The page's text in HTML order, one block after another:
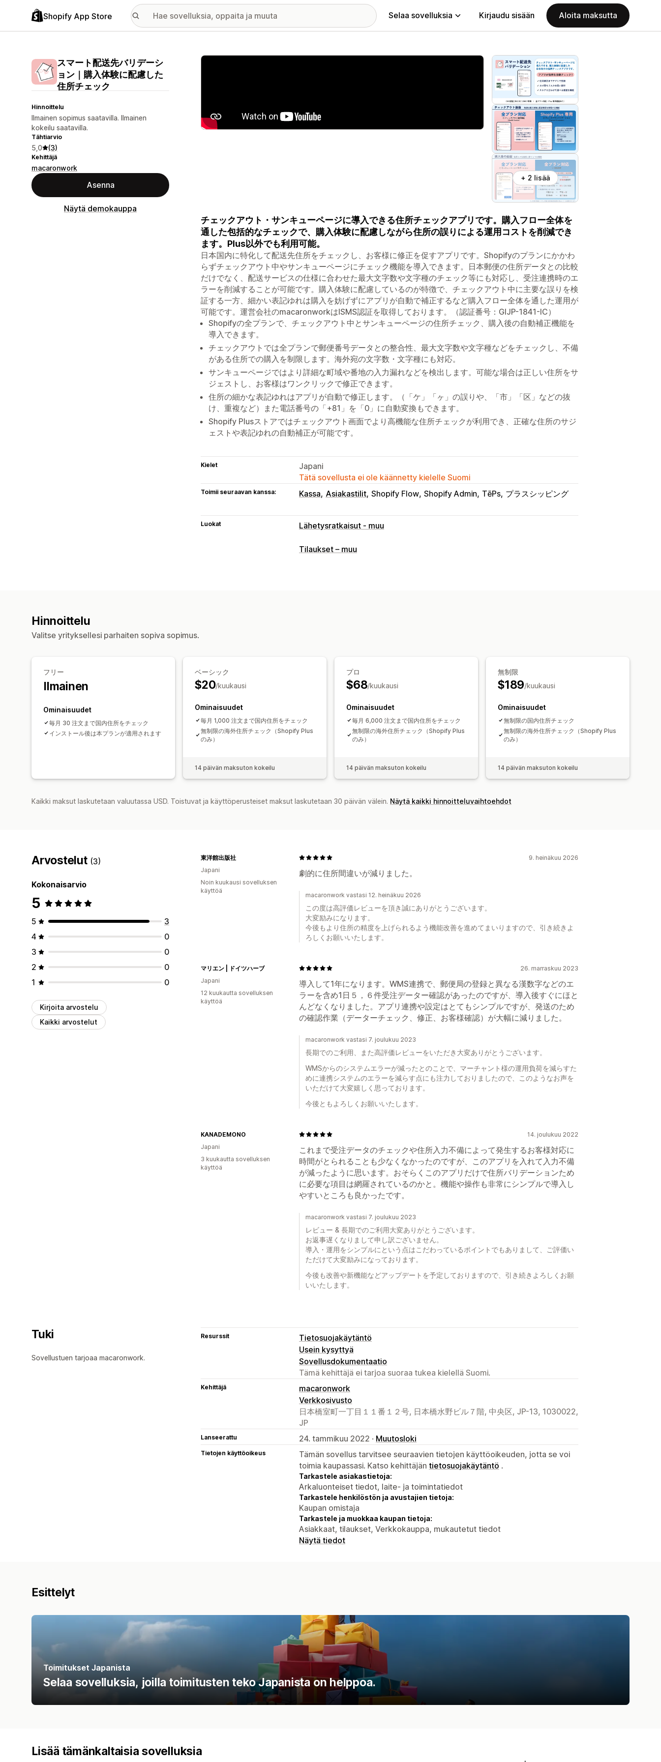
Shopify App Store Selaa sovelluksia Kirjaudu sisään Aloita maksutta
スマート配送先バリデーシ
ョン｜購入体験に配慮した
住所チェック
Hinnoittelu
Ilmainen sopimus saatavilla. Ilmainen
kokeilu saatavilla.
Tähtiarvio
5,0 (3)
Kehittäjä
macaronwork
Asenna
Näytä demokauppa
Esittelykuvagalleria
+ 2 lisää
チェックアウト・サンキューページに導入できる住所チェックアプリです。購入フロー全体を
通した包括的なチェックで、購入体験に配慮しながら住所の誤りによる運用コストを削減でき
ます。Plus以外でも利用可能。
日本国内に特化して配送先住所をチェックし、お客様に修正を促すアプリです。Shopifyのプランにかかわ
らずチェックアウト中やサンキューページにチェック機能を導入できます。日本郵便の住所データとの比較
だけでなく、配送サービスの仕様に合わせた最大文字数や文字種のチェック等にも対応し、受注連携時のエ
ラーを削減することが可能です。購入体験に配慮しているのが特徴で、チェックアウト中に主要な誤りを検
証する一方、細かい表記ゆれは購入を妨げずにアプリが自動で補正するなど購入フロー全体を通した運用が
可能です。運営会社のmacaronworkはISMS認証を取得しております。（認証番号：GIJP-1841-IC）
Shopifyの全プランで、チェックアウト中とサンキューページの住所チェック、購入後の自動補正機能を
導入できます。
チェックアウトでは全プランで郵便番号データとの整合性、最大文字数や文字種などをチェックし、不備
がある住所での購入を制限します。海外宛の文字数・文字種にも対応。
サンキューページではより詳細な町域や番地の入力漏れなどを検出します。可能な場合は正しい住所をサ
ジェストし、お客様はワンクリックで修正できます。
住所の細かな表記ゆれはアプリが自動で修正します。（「ケ」「ヶ」の誤りや、「市」「区」などの抜
け、重複など）また電話番号の「+81」を「0」に自動変換もできます。
Shopify Plusストアではチェックアウト画面でより高機能な住所チェックが利用でき、正確な住所のサジ
ェストや表記ゆれの自動補正が可能です。
Kielet
Japani
Tätä sovellusta ei ole käännetty kielelle Suomi
Toimii seuraavan kanssa: Kassa Asiakastilit Shopify Flow Shopify Admin TēPs プラスシッピング
Luokat Lähetysratkaisut - muu
Tilaukset – muu
Hinnoittelu
Valitse yrityksellesi parhaiten sopiva sopimus.
フリー
Ilmainen
Ominaisuudet
毎月 30 注文まで国内住所をチェック
インストール後は本プランが適用されます
ベーシック
$20/kuukausi
Ominaisuudet
毎月 1,000 注文まで国内住所をチェック
無制限の海外住所チェック（Shopify Plus
のみ）
14 päivän maksuton kokeilu
プロ
$68/kuukausi
Ominaisuudet
毎月 6,000 注文まで国内住所をチェック
無制限の海外住所チェック（Shopify Plus
のみ）
14 päivän maksuton kokeilu
無制限
$189/kuukausi
Ominaisuudet
無制限の国内住所チェック
無制限の海外住所チェック（Shopify Plus
のみ）
14 päivän maksuton kokeilu
Kaikki maksut laskutetaan valuutassa USD. Toistuvat ja käyttöperusteiset maksut laskutetaan 30 päivän välein. Näytä kaikki hinnoitteluvaihtoehdot
Arvostelut (3)
Kokonaisarvio
5
5
3
4
0
3
0
2
0
1
0
Kirjoita arvostelu
Kaikki arvostelut
9. heinäkuu 2026
劇的に住所間違いが減りました。
東洋館出版社
Japani
Noin kuukausi sovelluksen
käyttöä
macaronwork vastasi 12. heinäkuu 2026
この度は高評価レビューを頂き誠にありがとうございます。
大変励みになります。
今後もより住所の精度を上げられるよう機能改善を進めてまいりますので、引き続きよ
ろしくお願いいたします。
26. marraskuu 2023
導入して1年になります。WMS連携で、郵便局の登録と異なる漢数字などのエ
ラーを含め1日５，６件受注データー確認があったのですが、導入後すぐにほと
んどなくなりました。アプリ連携や設定はとてもシンプルですが、発送のため
の確認作業（データーチェック、修正、お客様確認）が大幅に減りました。
マリエン | ドイツハーブ
Japani
12 kuukautta sovelluksen
käyttöä
macaronwork vastasi 7. joulukuu 2023
長期でのご利用、また高評価レビューをいただき大変ありがとうございます。
WMSからのシステムエラーが減ったとのことで、マーチャント様の運用負荷を減らすた
めに連携システムのエラーを減らす点にも注力しておりましたので、このようなお声を
いただけて大変嬉しく思っております。
今後ともよろしくお願いいたします。
14. joulukuu 2022
これまで受注データのチェックや住所入力不備によって発生するお客様対応に
時間がとられることも少なくなかったのですが、このアプリを入れて入力不備
が減ったように思います。おそらくこのアプリだけで住所バリデーションため
に必要な項目は網羅されているのかと。機能や操作も非常にシンプルで導入し
やすいところも良かったです。
KANADEMONO
Japani
3 kuukautta sovelluksen
käyttöä
macaronwork vastasi 7. joulukuu 2023
レビュー & 長期でのご利用大変ありがとうございます。
お返事遅くなりまして申し訳ございません。
導入・運用をシンプルにという点はこだわっているポイントでもありまして、ご評価い
ただけて大変励みになっております。
今後も改善や新機能などアップデートを予定しておりますので、引き続きよろしくお願
いいたします。
Tuki
Sovellustuen tarjoaa macaronwork.
Resurssit
Tietosuojakäytäntö
Usein kysyttyä
Sovellusdokumentaatio
Tämä kehittäjä ei tarjoa suoraa tukea kielellä Suomi.
Kehittäjä
macaronwork
Verkkosivusto
日本橋室町一丁目１１番１２号, 日本橋水野ビル７階, 中央区, JP-13, 1030022,
JP
Lanseerattu 24. tammikuu 2022 · Muutosloki
Tietojen käyttöoikeus
Tämän sovellus tarvitsee seuraavien tietojen käyttöoikeuden, jotta se voi
toimia kaupassasi. Katso kehittäjän tietosuojakäytäntö .
Tarkastele asiakastietoja:
Arkaluonteiset tiedot, laite- ja toimintatiedot
Tarkastele henkilöstön ja avustajien tietoja:
Kaupan omistaja
Tarkastele ja muokkaa kaupan tietoja:
Asiakkaat, tilaukset, Verkkokauppa, mukautetut tiedot
Näytä tiedot
Esittelyt
Toimitukset Japanista
Selaa sovelluksia, joilla toimitusten teko Japanista on helppoa.
Lisää tämänkaltaisia sovelluksia